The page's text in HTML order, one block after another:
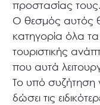
προστασίας τους.
O θεσμός αυτός
κατηγορία όλα
τουριστικής
που αυτά
Το υπό συζήτηση
δώσει τις